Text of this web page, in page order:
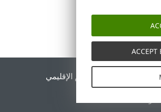
ESET Status الدعم الإقليمي
ACCEPT